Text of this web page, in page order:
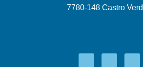
7780-148 Castro